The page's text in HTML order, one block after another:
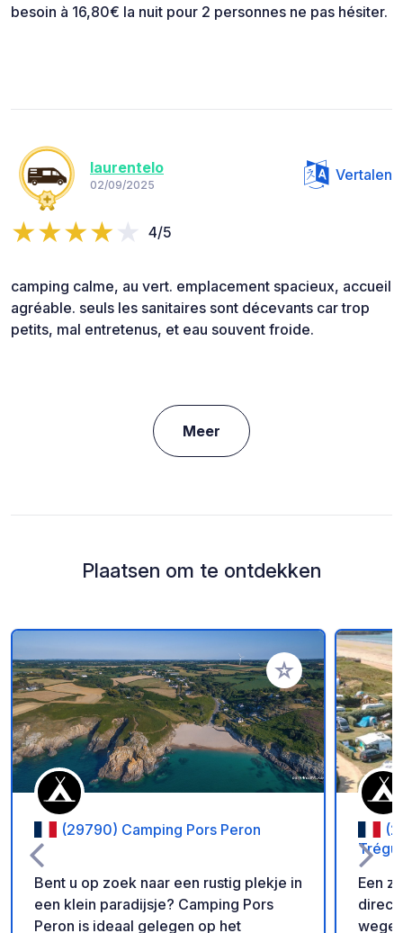
besoin à 16,80€ la nuit pour 2 personnes ne pas hésiter.
laurentelo
02/09/2025
Vertalen
4/5
camping calme, au vert. emplacement spacieux, accueil
agréable. seuls les sanitaires sont décevants car trop
petits, mal entretenus, et eau souvent froide.
Meer
Plaatsen om te ontdekken
Voeg toe aan je
(29790) Camping Pors Peron
Bent u op zoek naar een rustig plekje in
een klein paradijsje? Camping Pors
Peron is ideaal gelegen op het
Een